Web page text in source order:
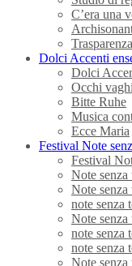
C’era una
Trasparenza
Dolci Accenti
Dolci
Occhi
Bitte Ruhe
Musica
Ecce Maria
Festival Note
Festival
Note
Note
note senza
Note
note senza
note senza
Note